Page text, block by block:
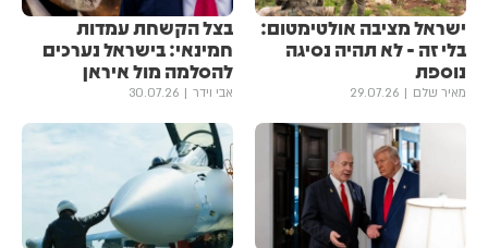
ישראל מציבה אולטימטום:
בלי זה - לא תהיה נסיגה
נוספת
מאיר שלם 29.07.26
בצל הקשחת עמדות
חמינאי: בישראל נערכים
להסלמה מול איראן
אבי וידר 30.07.26